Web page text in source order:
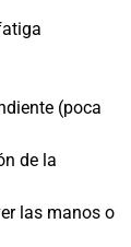
(poca
de la
las manos o